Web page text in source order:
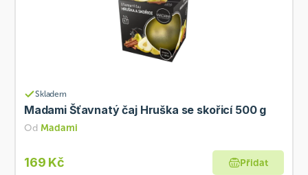
Skladem
Madami Šťavnatý čaj Hruška se skořicí 500 g
Od Madami
169 Kč Přidat